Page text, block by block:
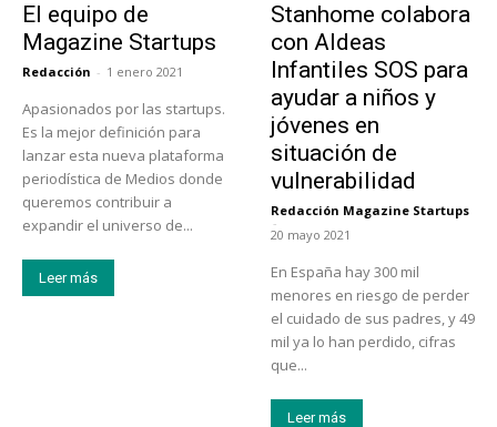
El equipo de
Magazine Startups
Redacción - 1 enero 2021
Apasionados por las startups.
Es la mejor definición para
lanzar esta nueva plataforma
periodística de Medios donde
queremos contribuir a
expandir el universo de...
Leer más
Stanhome colabora
con Aldeas
Infantiles SOS para
ayudar a niños y
jóvenes en
situación de
vulnerabilidad
Redacción Magazine Startups
-
20 mayo 2021
En España hay 300 mil
menores en riesgo de perder
el cuidado de sus padres, y 49
mil ya lo han perdido, cifras
que...
Leer más